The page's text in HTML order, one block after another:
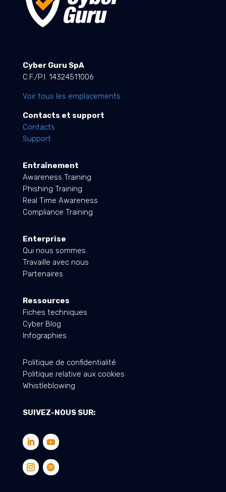
Cyber Guru SpA
C.F./P.I. 14324511006
Voir tous les emplacements
Contacts et support
Contacts
Support
Entraînement
Awareness Training
Phishing Training
Real Time Awareness
Compliance Training
Enterprise
Qui nous sommes
Travaille avec nous
Partenaires
Ressources
Fiches techniques
Cyber Blog
Infographies
Politique de confidentialité
Politique relative aux cookies
Whistleblowing
SUIVEZ-NOUS SUR: